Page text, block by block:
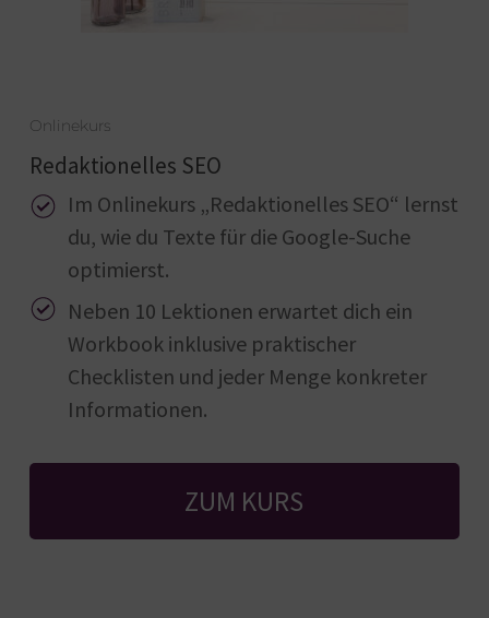
Onlinekurs
Redaktionelles SEO
Im Onlinekurs „Redaktionelles SEO“ lernst
du, wie du Texte für die Google-Suche
optimierst.
Neben 10 Lektionen erwartet dich ein
Workbook inklusive praktischer
Checklisten und jeder Menge konkreter
Informationen.
ZUM KURS